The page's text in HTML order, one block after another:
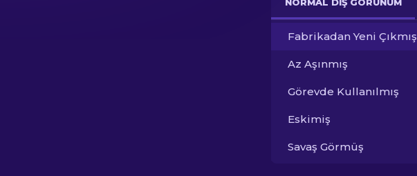
Fabrikadan Yeni Çıkmış
Az Aşınmış
Görevde Kullanılmış
Eskimiş
Savaş Görmüş